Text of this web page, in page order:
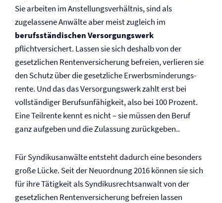
Sie arbeiten im Anstellungsverhältnis, sind als
zugelassene Anwälte aber meist zugleich im
berufsständischen Versorgungswerk
pflichtversichert. Lassen sie sich deshalb von der
gesetzlichen Renten­versicherung befreien, verlieren sie
den Schutz über die gesetzliche Erwerbsminderungs­
rente. Und das das Versorgungswerk zahlt erst bei
vollständiger Berufs­unfähigkeit, also bei 100 Prozent.
Eine Teilrente kennt es nicht – sie müssen den Beruf
ganz aufgeben und die Zulassung zurückgeben..
Für Syndikusanwälte entsteht dadurch eine besonders
große Lücke. Seit der Neuordnung 2016 können sie sich
für ihre Tätigkeit als Syndikusrechtsanwalt von der
gesetzlichen Renten­versicherung befreien lassen